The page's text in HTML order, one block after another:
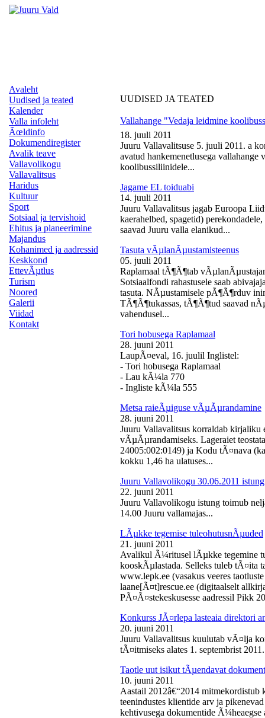
Avaleht
Uudised ja teated
Kalender
Valla infoleht
Ãœldinfo
Dokumendiregister
Avalik teave
Vallavolikogu
Vallavalitsus
Haridus
Kultuur
Sport
Sotsiaal ja tervishoid
Ehitus ja planeerimine
Majandus
Kohanimed ja aadressid
Keskkond
EttevÃµtlus
Turism
Noored
Galerii
Viidad
Kontakt
UUDISED JA TEATED
Vallahange "Vedaja leidmine
18. juuli 2011
Juuru Vallavalitsuse 5. juuli 2011. a
avatud hankemenetlusega vallahange
koolibussiliinidele...
Jagame EL toiduabi
14. juuli 2011
Juuru Vallavalitsus jagab Euroopa
kaerahelbed, spagetid)
saavad Juuru valla elanikud...
Tasuta vÃµlanÃµustamisteenus
05. juuli 2011
Raplamaal tÃ¶Ã¶tab
Sotsiaalfondi rahastusele saab
tasuta. NÃµustamisele pÃ¶Ã¶rduv
TÃ¶Ã¶tukassas, tÃ¶Ã¶tud saavad
vahendusel...
Tori hobusega Raplamaal
28. juuni 2011
LaupÃ¤eval, 16. juulil Inglistel:
- Tori hobusega Raplamaal
- Lau kÃ¼la 770
- Ingliste kÃ¼la 555
Metsa raieÃµiguse vÃµÃµrandamine
28. juuni 2011
Juuru Vallavalitsus korraldab kirjaliku
vÃµÃµrandamiseks. Lageraiet
24005:002:0149) ja Kodu tÃ¤nava
kokku 1,46 ha ulatuses...
Juuru Vallavolikogu 30.06.2011 istung
22. juuni 2011
Juuru Vallavolikogu istung toimub
14.00 Juuru vallamajas...
LÃµkke tegemise tuleohutusnÃµuded
21. juuni 2011
Avalikul Ã¼ritusel lÃµkke tegemine
kooskÃµlastada. Selleks tuleb tÃ¤ita
www.lepk.ee (vasakus veeres
laane[Ã¤t]rescue.ee (digitaalselt
PÃ¤Ã¤stekeskusesse aadressil Pikk
Konkurss JÃ¤rlepa lasteaia direktori
20. juuni 2011
Juuru Vallavalitsus kuulutab vÃ¤lja
tÃ¤itmiseks alates 1. septembrist
Taotle uut isikut tÃµendavat
10. juuni 2011
Aastail 2012â€“2014
teenindustes klientide arv ja
kehtivusega dokumentide Ã¼heaegse